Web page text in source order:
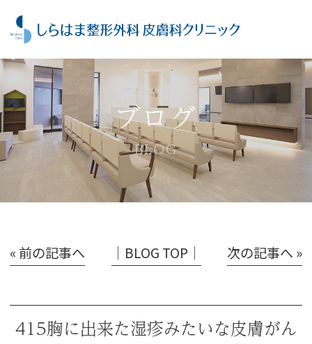
ブログ
BLOG
« 前の記事へ │BLOG TOP│ 次の記事へ »
415胸に出来た湿疹みたいな皮膚がん